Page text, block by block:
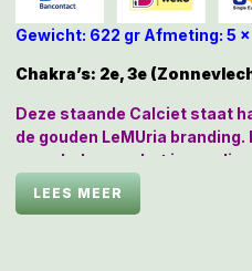
Gewicht: 622 gr Afmeting: 5 x
Chakra’s: 2e, 3e
Deze staande Calciet staat
de gouden LeMUria
verscholen van het
diepdoordringende
maken en de cellen van je
LEES MEER